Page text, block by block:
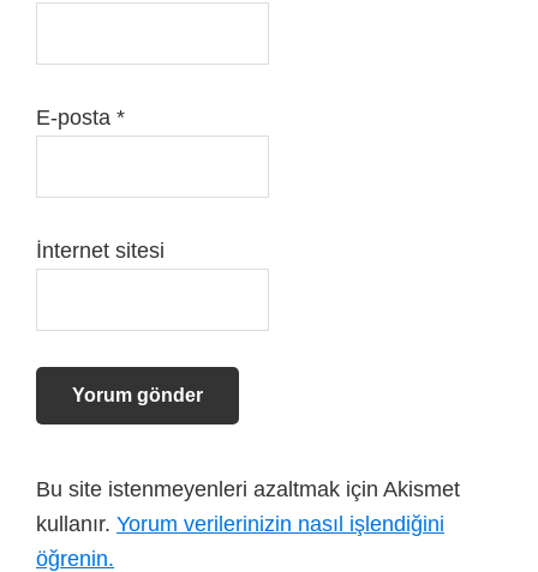
E-posta *
İnternet sitesi
Bu site istenmeyenleri azaltmak için Akismet
kullanır. Yorum verilerinizin nasıl işlendiğini
öğrenin.